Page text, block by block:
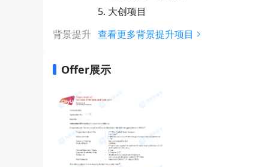
5. 大创项目
背景提升 查看更多背景提升项目
Offer展示